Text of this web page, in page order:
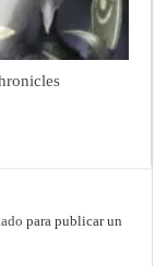
para publicar un